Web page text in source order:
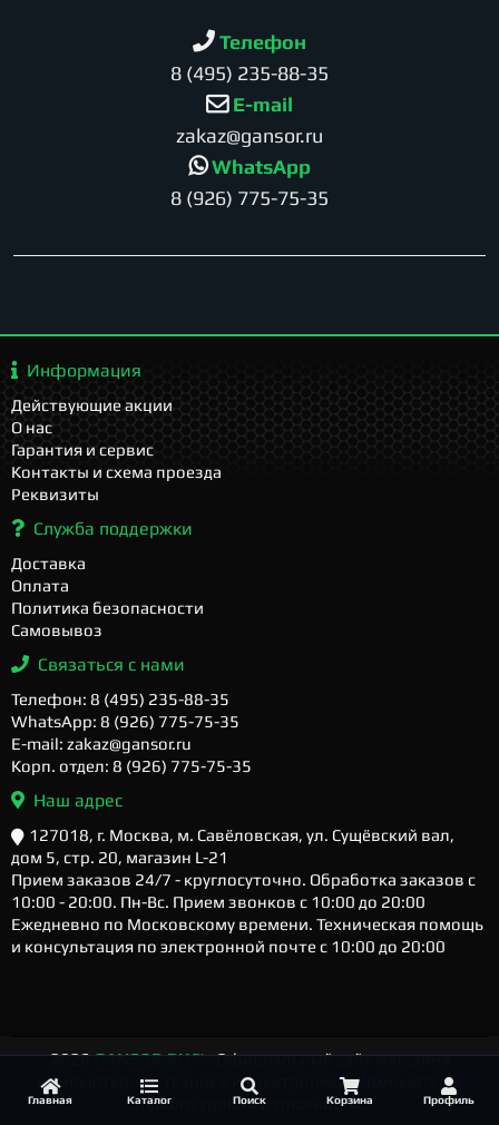
Главная Каталог Поиск Корзина Профиль
Телефон
8 (495) 235-88-35
E-mail
zakaz@gansor.ru
WhatsApp
8 (926) 775-75-35
Информация
Действующие акции
О нас
Гарантия и сервис
Контакты и схема проезда
Реквизиты
Служба поддержки
Доставка
Оплата
Политика безопасности
Самовывоз
Связаться с нами
Телефон: 8 (495) 235-88-35
WhatsApp: 8 (926) 775-75-35
E-mail: zakaz@gansor.ru
Корп. отдел: 8 (926) 775-75-35
Наш адрес
127018, г. Москва, м. Савёловская, ул. Сущёвский вал,
дом 5, стр. 20, магазин L-21
Прием заказов 24/7 - круглосуточно. Обработка заказов с
10:00 - 20:00. Пн-Вс. Прием звонков с 10:00 до 20:00
Ежедневно по Московскому времени. Техническая помощь
и консультация по электронной почте с 10:00 до 20:00
2026GANSOR.RU ™- Официальный сайт магазина
компьютерной техники и электроники. Компьютеры
любого уровня и сложности.